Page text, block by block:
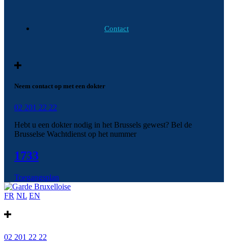
Contact
Neem contact op met een dokter
02 201 22 22
Hebt u een dokter nodig in het Brussels gewest? Bel de
Brusselse Wachtdienst op het nummer
1733
Toegangsplan
FR NL EN
02 201 22 22